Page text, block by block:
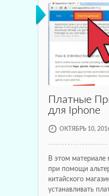
Платные
для Iphone
ОКТЯБРЬ 10,
В этом материале
при помощи
китайского
устанавливать